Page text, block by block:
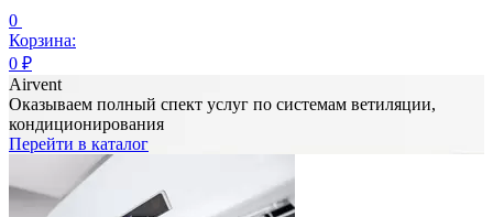
0
Корзина:
0 ₽
Airvent
Оказываем полный спект услуг по системам ветиляции,
кондиционирования
Перейти в каталог